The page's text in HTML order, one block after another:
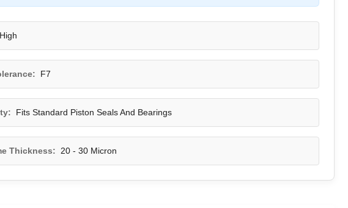
High
F7
Fits Standard Piston Seals And Bearings
Thickness: 20 - 30 Micron